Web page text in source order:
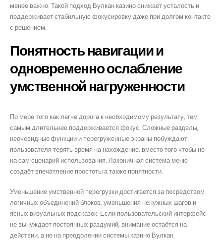
менее важно. Такой подход Вулкан казино снижает усталость и
поддерживает стабильную фокусировку даже при долгом контакте
с решением.
Понятность навигации и
одновременно ослабление
умственной нагруженности
По мере того как легче дорога к необходимому результату, тем
самым длительнее поддерживается фокус. Сложные разделы,
неочевидные функции и перегруженные экраны побуждают
пользователя терять время на нахождение, вместо того чтобы не
на сам сценарий использования. Лаконичная система меню
создаёт впечатление простоты а также понятности.
Уменьшение умственной перегрузки достигается за посредством
логичных объединений блоков, уменьшения ненужных шагов и
ясных визуальных подсказок. Если пользовательский интерфейс
не вынуждает постоянных раздумий, внимание остаётся на
действии, а не на преодолении системы казино Вулкан.